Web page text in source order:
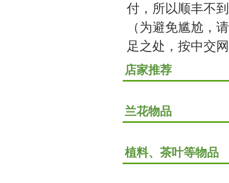
付，所以顺丰不
（为避免尴尬，
足之处，按中交
店家推荐
兰花物品
植料、茶叶等物品